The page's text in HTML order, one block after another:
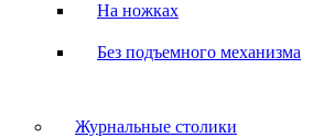
На ножках
Без подъемного механизма
Журнальные столики